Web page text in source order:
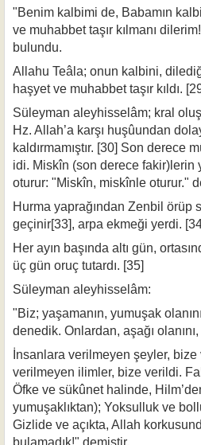
"Benim kalbimi de, Babamın
ve muhabbet taşır kılmanı
bulundu.
Allahu Teâla; onun kalbini,
haşyet ve muhabbet taşır kıldı.
Süleyman aleyhisselâm; kral
Hz. Allah’a karşı huşûundan
kaldırmamıştır. [30] Son derece
idi. Miskîn (son derece fakir)lerin
oturur: "Miskîn, miskînle oturur."
Hurma yaprağından Zenbil örüp
geçinir[33], arpa ek­meği yerdi.
Her ayın başında altı gün,
üç gün oruç tutardı. [35]
Süleyman aleyhisselâm:
"Biz; yaşamanın, yumuşak
denedik. Onlardan, aşağı
İnsanlara verilmeyen şeyler,
verilmeyen ilimler, bize verildi.
Öfke ve sükûnet halinde,
yumuşaklıktan); Yoksulluk ve
Gizlide ve açıkta, Allah
bulamadık!" demiştir.